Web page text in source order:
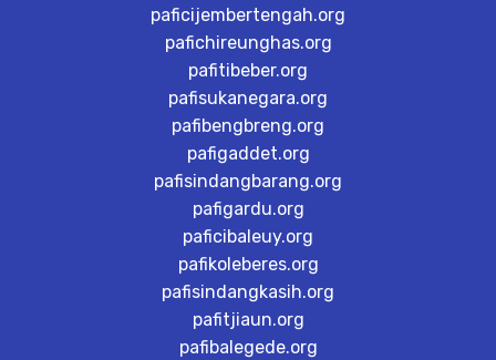
paficijembertengah.org
pafichireunghas.org
pafitibeber.org
pafisukanegara.org
pafibengbreng.org
pafigaddet.org
pafisindangbarang.org
pafigardu.org
paficibaleuy.org
pafikoleberes.org
pafisindangkasih.org
pafitjiaun.org
pafibalegede.org